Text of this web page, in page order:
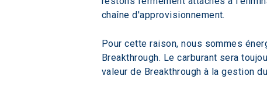
chaîne d'approvisionnement.
Pour cette raison, nous sommes
Breakthrough. Le carburant sera
valeur de Breakthrough à la gestion